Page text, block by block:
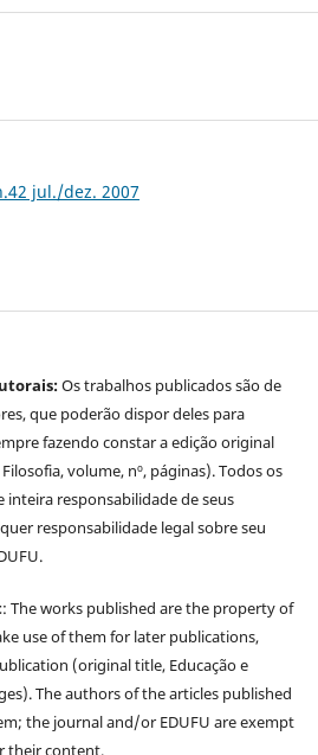
jul./dez. 2007
Os trabalhos publicados são de
que poderão dispor deles para
fazendo constar a edição original
volume, nº, páginas). Todos os
inteira responsabilidade de seus
responsabilidade legal sobre seu
: The works published are the property of
use of them for later publications,
(original title, Educação e
The authors of the articles published
the journal and/or EDUFU are exempt
their content.